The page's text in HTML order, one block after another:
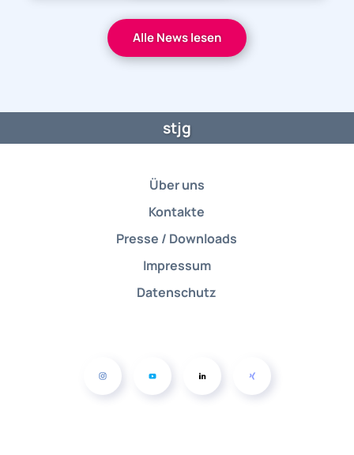
Alle News lesen
stjg
Über uns
Kontakte
Presse / Downloads
Impressum
Datenschutz